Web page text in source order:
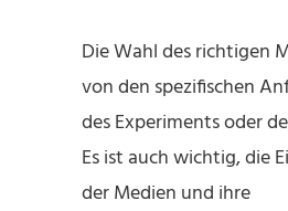
Die Wahl des richtigen
von den spezifischen
des Experiments oder
Es ist auch wichtig, die
der Medien und ihre